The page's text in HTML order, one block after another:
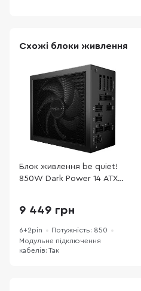
Схожі блоки живлення
Блок живлення be quiet!
850W Dark Power 14 ATX
9 449 грн
6+2pin
Потужність: 850
Модульне підключення
кабелів: Так